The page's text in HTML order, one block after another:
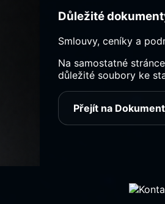
Důležité
Smlouvy, ceníky a
Na samostatné
důležité soubory ke
Přejít na